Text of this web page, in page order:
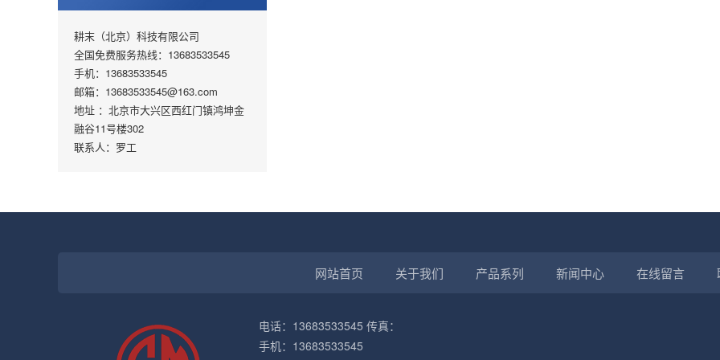
耕末（北京）科技有限公司
全国免费服务热线：13683533545
手机：13683533545
邮箱：13683533545@163.com
地址 ：北京市大兴区西红门镇鸿坤金
融谷11号楼302
联系人：罗工
网站首页 关于我们 产品系列 新闻中心 在线留言
电话：13683533545 传真：
手机：13683533545